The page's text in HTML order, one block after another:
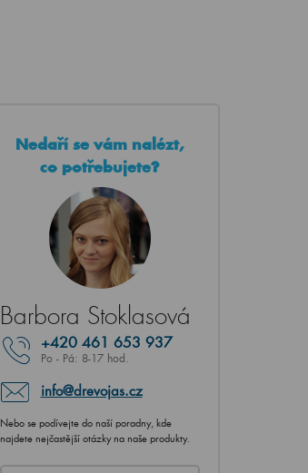
Nedaří se vám nalézt,
co potřebujete?
Barbora Stoklasová
+420 461 653 937
Po - Pá: 8-17 hod.
info@drevojas.cz
Nebo se podívejte do naší poradny, kde
najdete nejčastější otázky na naše produkty.